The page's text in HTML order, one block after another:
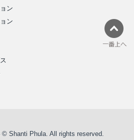
ン
ン
© Shanti Phula. All rights reserved.